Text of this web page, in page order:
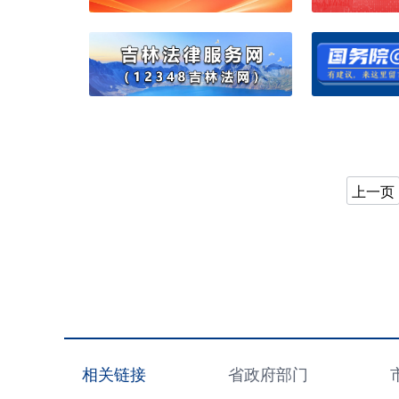
上一页
相关链接 省政府部门